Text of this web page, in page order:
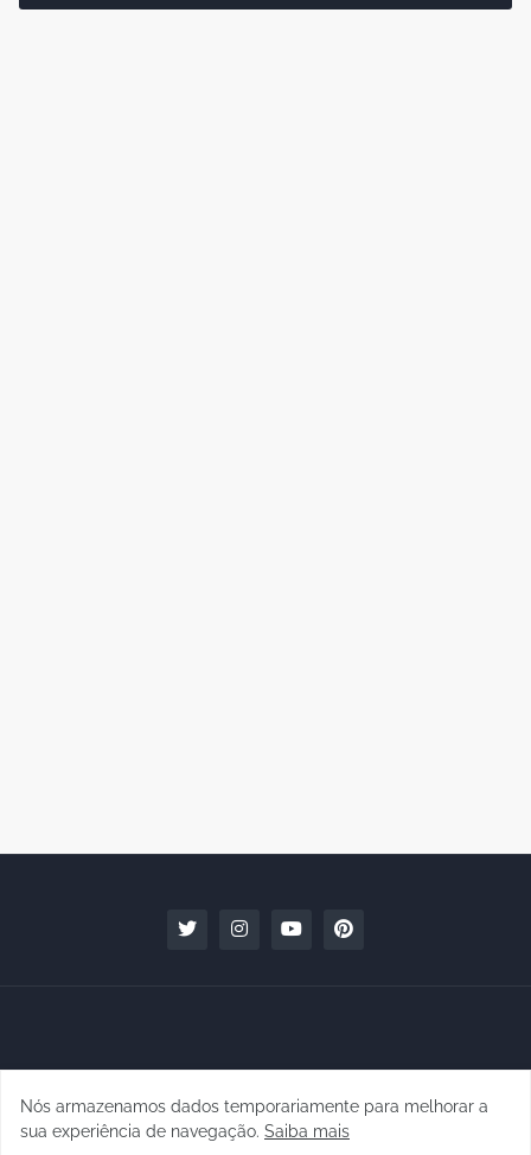
Copyright © 2010 - 2026 | raphanomundo
Nós armazenamos dados temporariamente para melhorar a
sua experiência de navegação. Saiba mais